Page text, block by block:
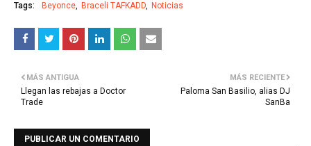
Tags: Beyonce Braceli TAFKADD Noticias
MÁS RECIENTE
Paloma San Basilio, alias DJ
SanBa
MÁS ANTIGUA
Llegan las rebajas a Doctor
Trade
PUBLICAR UN COMENTARIO